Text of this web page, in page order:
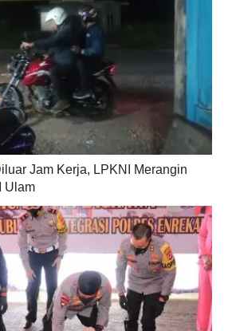
Jam Kerja, LPKNI Merangin
Ulam